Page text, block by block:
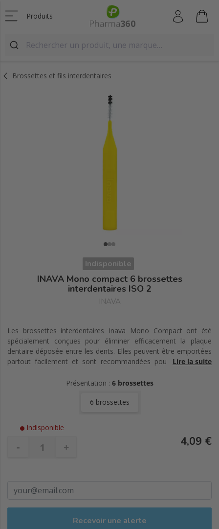
Produits
Brossettes et fils interdentaires
Indisponible
INAVA Mono compact 6 brossettes
interdentaires ISO 2
INAVA
Les brossettes interdentaires Inava Mono Compact ont été
spécialement conçues pour éliminer efficacement la plaque
dentaire déposée entre les dents. Elles peuvent être emportées
partout facilement et sont recommandées pour les espaces
Lire la suite
Présentation : 6 brossettes
6 brossettes
Indisponible
- + 4,09 €
Recevoir une alerte